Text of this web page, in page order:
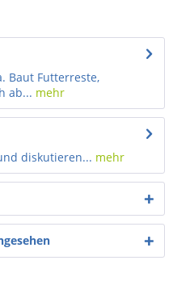
Baut Futterreste,
ab... mehr
diskutieren... mehr